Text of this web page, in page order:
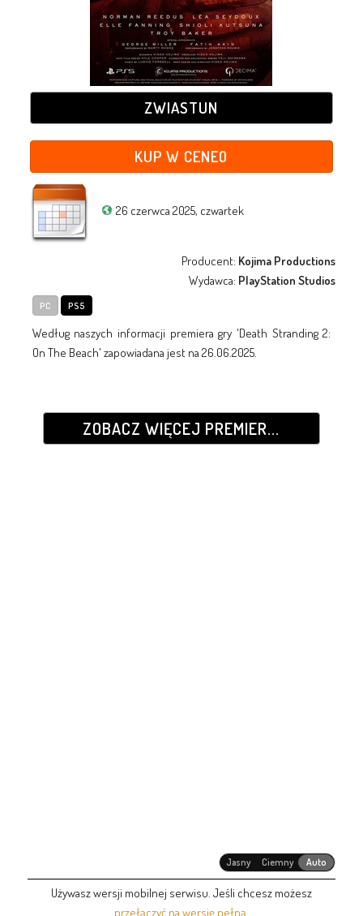
ZWIASTUN
KUP W CENEO
26 czerwca 2025, czwartek
Producent: Kojima Productions
Wydawca: PlayStation Studios
PC PS5
Według naszych informacji premiera gry 'Death Stranding 2:
On The Beach' zapowiadana jest na 26.06.2025.
ZOBACZ WIĘCEJ PREMIER...
Jasny Ciemny Auto
Używasz wersji mobilnej serwisu. Jeśli chcesz możesz
przełączyć na wersję pełną